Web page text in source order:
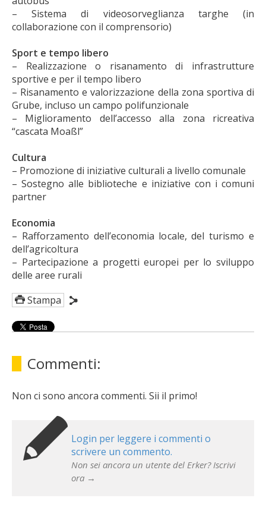
– Sistema di videosorveglianza targhe (in
collaborazione con il comprensorio)
Sport e tempo libero
– Realizzazione o risanamento di infrastrutture
sportive e per il tempo libero
– Risanamento e valorizzazione della zona sportiva di
Grube, incluso un campo polifunzionale
– Miglioramento dell’accesso alla zona ricreativa
“cascata Moaßl”
Cultura
– Promozione di iniziative culturali a livello comunale
– Sostegno alle biblioteche e iniziative con i comuni
partner
Economia
– Rafforzamento dell’economia locale, del turismo e
dell’agricoltura
– Partecipazione a progetti europei per lo sviluppo
delle aree rurali
Stampa
Commenti:
Non ci sono ancora commenti. Sii il primo!
Login per leggere i commenti o
scrivere un commento.
Non sei ancora un utente del Erker? Iscrivi
ora →